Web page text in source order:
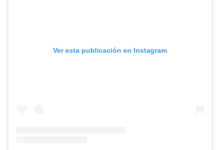
Ver esta publicación en Instagram